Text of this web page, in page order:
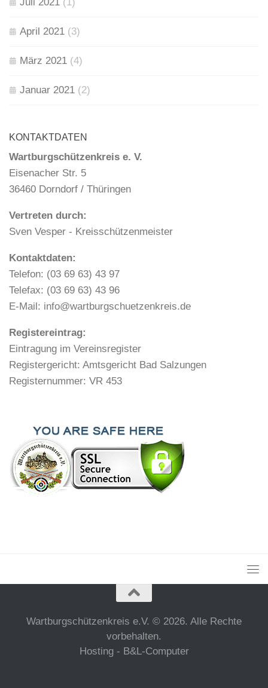
April 2021 (3)
März 2021 (4)
Januar 2021 (2)
KONTAKTDATEN
Wartburgschützenkreis e. V.
Eisenacher Str. 5
36460 Dorndorf / Thüringen
Vertreten durch:
Sven Vesper - Kreisschützenmeister
Kontaktdaten:
Telefon: (03 69 63) 43 97
Telefax: (03 69 63) 43 96
E-Mail: info@wartburgschuetzenkreis.de
Registereintrag:
Eintragung im Vereinsregister
Registergericht: Amtsgericht Bad Salzungen
Registernummer: VR 453
Wartburgschützenkreis e.V. © 2026. Alle Rechte
vorbehalten.
Hosting - B&L-Computer